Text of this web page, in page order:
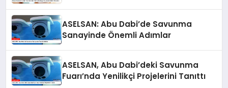
ASELSAN: Abu Dabi’de Savunma
Sanayinde Önemli Adımlar
ASELSAN, Abu Dabi’deki Savunma
Fuarı’nda Yenilikçi Projelerini Tanıttı